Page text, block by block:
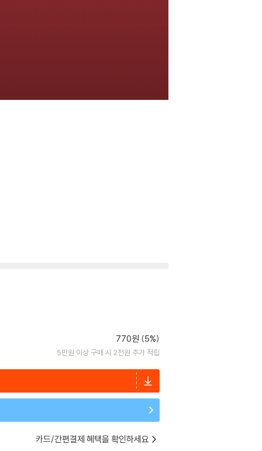
770원 (5%)
5만원 이상 구매 시 2천원 추가 적립
카드/간편결제 혜택을 확인하세요